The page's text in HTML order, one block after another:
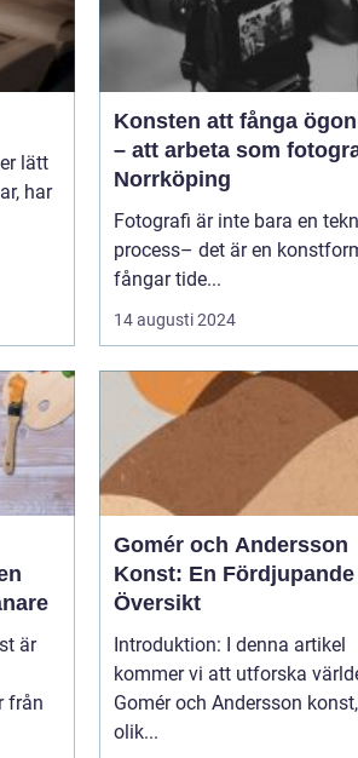
lätt
har
Konsten att fånga
– att arbeta som
Norrköping
Fotografi är inte bara en
process– det är en
fångar tide...
14 augusti 2024
är
från
Gomér och Andersson
Konst: En Fördjupande
Översikt
Introduktion: I denna artikel
kommer vi att utforska
Gomér och Andersson
olik...